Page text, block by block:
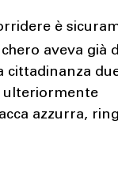
è
aveva già
ulteriormente
azzurra,